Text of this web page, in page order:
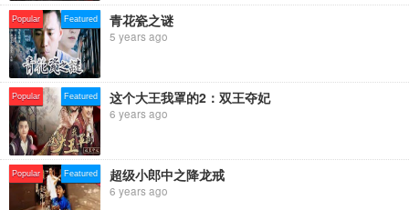
★★★专题栏目
【影响——改革开放四十年的中国电影】百余位影人访谈：
http://bit.ly/2Er2X9z
【今日影评 · 表演者言 | 第二季】十二位演员，为表演者“言”：
https://bit.ly/2HPynDW
【中国通史】中国迄今为止规模最大的一部历史专题片：
http://bit.ly/2QMwWi6
★★★主打栏目
【今日影评/Movie Talk】八分钟权威电影评论：https://bit.ly/2xwCswL
【中国电影报道】全面/及时/独家的电影娱乐资讯：
Popular Featured 青花瓷之谜
5 years ago
Popular Featured 这个大王我罩的2：双王夺妃
6 years ago
Popular Featured 超级小郎中之降龙戒
6 years ago